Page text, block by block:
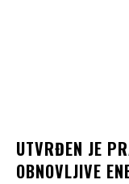
UTVRĐEN JE
OBNOVLJIVE